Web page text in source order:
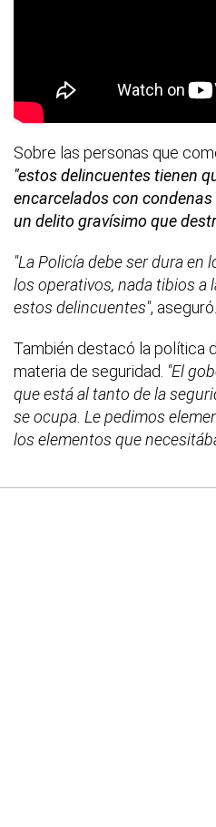
Sobre las personas que
"estos delincuentes tienen
encarcelados con
un delito gravísimo que
"La Policía debe ser dura en
los operativos, nada tibios a
estos delincuentes", aseguró.
También destacó la política
materia de seguridad. "El
que está al tanto de la
se ocupa. Le pedimos
los elementos que